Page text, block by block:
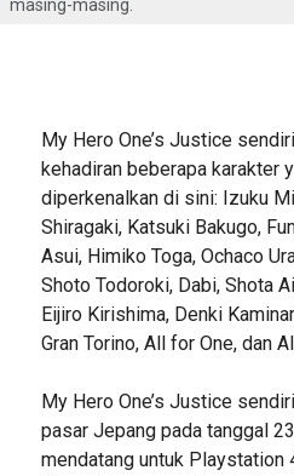
masing-masing.
My Hero One’s Justice
kehadiran beberapa karakter
diperkenalkan di sini: Izuku
Shiragaki, Katsuki Bakugo,
Asui, Himiko Toga, Ochaco
Shoto Todoroki, Dabi, Shota
Eijiro Kirishima, Denki
Gran Torino, All for One, dan
My Hero One’s Justice
pasar Jepang pada tanggal
mendatang untuk Playstation